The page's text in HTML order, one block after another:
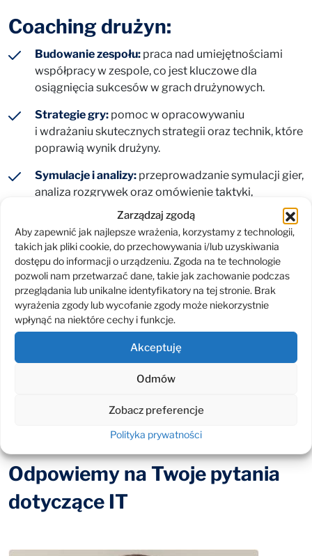
Zarządzaj zgodą
Aby zapewnić jak najlepsze wrażenia, korzystamy z technologii,
takich jak pliki cookie, do przechowywania i/lub uzyskiwania
dostępu do informacji o urządzeniu. Zgoda na te technologie
pozwoli nam przetwarzać dane, takie jak zachowanie podczas
przeglądania lub unikalne identyfikatory na tej stronie. Brak
wyrażenia zgody lub wycofanie zgody może niekorzystnie
wpłynąć na niektóre cechy i funkcje.
Akceptuję
Odmów
Zobacz preferencje
Polityka prywatności
Coaching drużyn:
Budowanie zespołu: praca nad umiejętnościami
współpracy w zespole, co jest kluczowe dla
osiągnięcia sukcesów w grach drużynowych.
Strategie gry: pomoc w opracowywaniu
i wdrażaniu skutecznych strategii oraz technik, które
poprawią wynik drużyny.
Symulacje i analizy: przeprowadzanie symulacji gier,
analiza rozgrywek oraz omówienie taktyki,
co pozwala na naukę na żywych przykładach.
Sprawdź powiązane usługi
Business Chess Cup 2026
Wesprzyj Fundację ESKOM
ESG razem z Fundacją ESKOM
Szkolenia brydżowe dla firm
Odpowiemy na Twoje pytania
dotyczące IT